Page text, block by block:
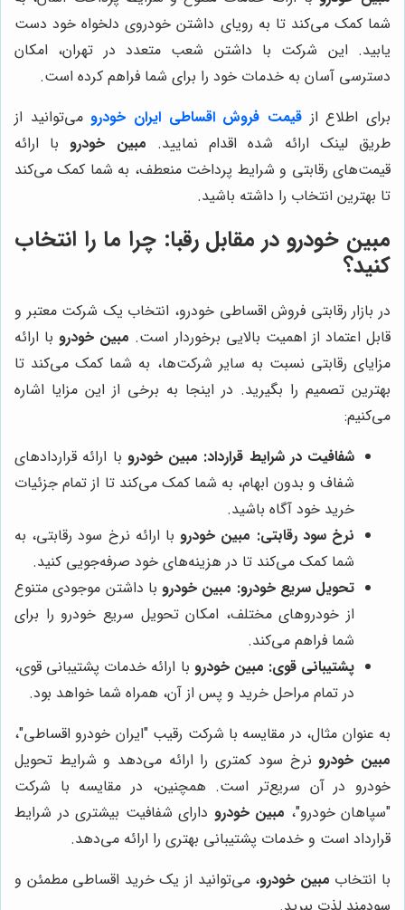
شما کمک می‌کند تا به رویای داشتن خودروی دلخواه خود دست
یابید. این شرکت با داشتن شعب متعدد در تهران، امکان
دسترسی آسان به خدمات خود را برای شما فراهم کرده است.
برای اطلاع از قیمت فروش اقساطی ایران خودرو می‌توانید از
طریق لینک ارائه شده اقدام نمایید. مبین خودرو با ارائه
قیمت‌های رقابتی و شرایط پرداخت منعطف، به شما کمک می‌کند
تا بهترین انتخاب را داشته باشید.
مبین خودرو در مقابل رقبا: چرا ما را انتخاب
کنید؟
در بازار رقابتی فروش اقساطی خودرو، انتخاب یک شرکت معتبر و
قابل اعتماد از اهمیت بالایی برخوردار است. مبین خودرو با ارائه
مزایای رقابتی نسبت به سایر شرکت‌ها، به شما کمک می‌کند تا
بهترین تصمیم را بگیرید. در اینجا به برخی از این مزایا اشاره
می‌کنیم:
شفافیت در شرایط قرارداد: مبین خودرو با ارائه قراردادهای
شفاف و بدون ابهام، به شما کمک می‌کند تا از تمام جزئیات
خرید خود آگاه باشید.
نرخ سود رقابتی: مبین خودرو با ارائه نرخ سود رقابتی، به
شما کمک می‌کند تا در هزینه‌های خود صرفه‌جویی کنید.
تحویل سریع خودرو: مبین خودرو با داشتن موجودی متنوع
از خودروهای مختلف، امکان تحویل سریع خودرو را برای
شما فراهم می‌کند.
پشتیبانی قوی: مبین خودرو با ارائه خدمات پشتیبانی قوی،
در تمام مراحل خرید و پس از آن، همراه شما خواهد بود.
به عنوان مثال، در مقایسه با شرکت رقیب "ایران خودرو اقساطی"،
مبین خودرو نرخ سود کمتری را ارائه می‌دهد و شرایط تحویل
خودرو در آن سریع‌تر است. همچنین، در مقایسه با شرکت
"سپاهان خودرو"، مبین خودرو دارای شفافیت بیشتری در شرایط
قرارداد است و خدمات پشتیبانی بهتری را ارائه می‌دهد.
با انتخاب مبین خودرو، می‌توانید از یک خرید اقساطی مطمئن و